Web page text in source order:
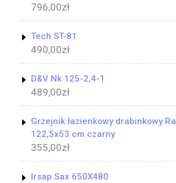
796,00zł
Tech ST-81
490,00zł
D&V Nk 125-2,4-1
489,00zł
Grzejnik łazienkowy drabinkowy
122,5x53 cm czarny
355,00zł
Irsap Sax 650X480